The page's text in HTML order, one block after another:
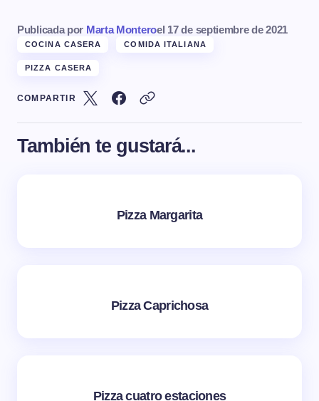
Publicada por Marta Monteroel 17 de septiembre de 2021
COCINA CASERA COMIDA ITALIANA
PIZZA CASERA
COMPARTIR
También te gustará...
Pizza Margarita
Pizza Caprichosa
Pizza cuatro estaciones